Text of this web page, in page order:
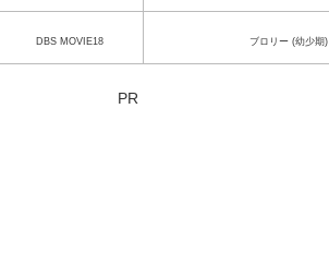
DBS MOVIE18 ブロリー (幼少期)
PR